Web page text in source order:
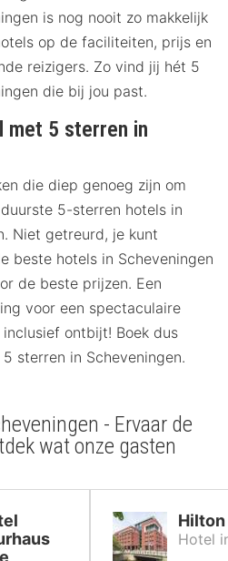
is nog nooit zo makkelijk
op de faciliteiten, prijs en
reizigers. Zo vind jij hét 5
die bij jou past.
met 5 sterren in
die diep genoeg zijn om
5-sterren hotels in
Niet getreurd, je kunt
beste hotels in Scheveningen
de beste prijzen. Een
voor een spectaculaire
ontbijt! Boek dus
sterren in Scheveningen.
- Ervaar de
wat onze gasten
Hilton
Hotel